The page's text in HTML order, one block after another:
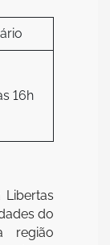
16h
do
região